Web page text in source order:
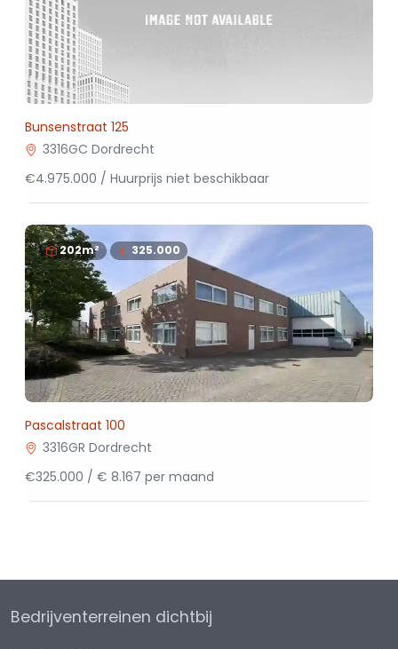
Bunsenstraat 125
3316GC Dordrecht
€4.975.000 / Huurprijs niet beschikbaar
202m² 325.000
Pascalstraat 100
3316GR Dordrecht
€325.000 / € 8.167 per maand
Bedrijventerreinen dichtbij